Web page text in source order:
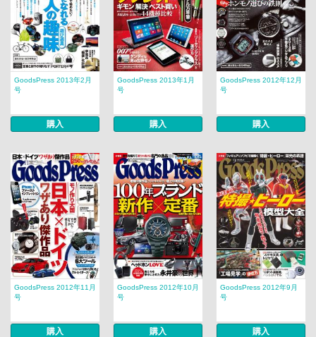
GoodsPress 2013年2月
号
購入
GoodsPress 2013年1月
号
購入
GoodsPress 2012年12月
号
購入
GoodsPress 2012年11月
号
購入
GoodsPress 2012年10月
号
購入
GoodsPress 2012年9月
号
購入